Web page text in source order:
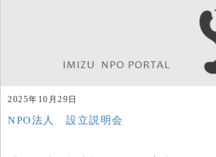
2025年10月29日
NPO法人 設立説明会